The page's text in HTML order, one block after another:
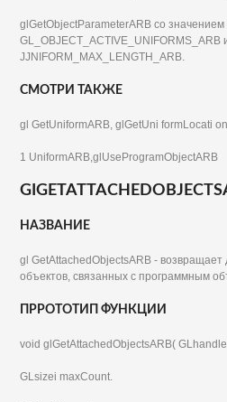
glGetObjectParameterARB со значением
JJNIFORM_MAX_LENGTH_ARB.
СМОТРИ ТАКЖЕ
gl GetUniformARB, glGetUni formLocati
1 UniformARB,glUseProgramObjectARB
НАЗВАНИЕ
gl GetAttachedObjectsARB -
объектов, связанных с программным
ПРРОТОТИП ФУНКЦИИ
void glGetAttachedObjectsARB(
GLsizei maxCount.